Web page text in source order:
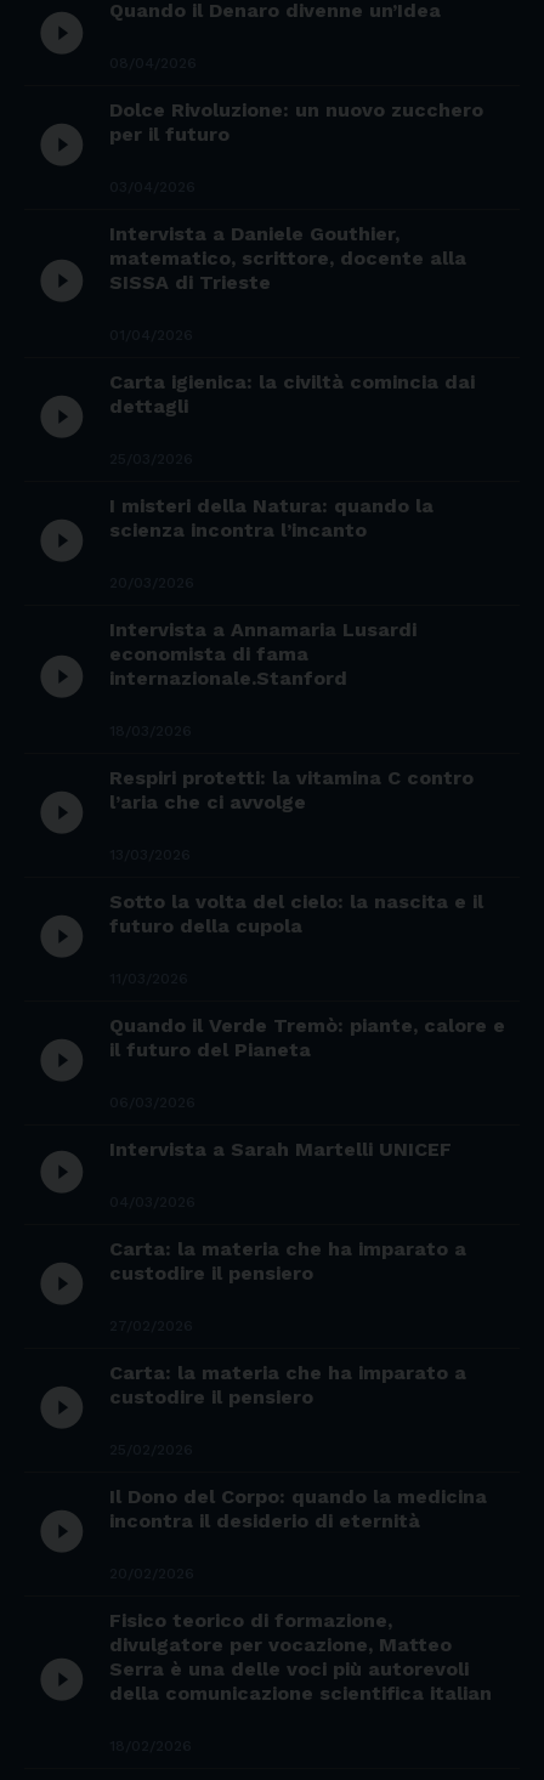
play_circle_filled Quando il Denaro divenne un’Idea
play_circle_filled
Dolce Rivoluzione: un nuovo zucchero
per il futuro
play_circle_filled
Intervista a Daniele Gouthier,
matematico, scrittore, docente alla
SISSA di Trieste
play_circle_filled
Carta igienica: la civiltà comincia dai
dettagli
play_circle_filled
I misteri della Natura: quando la
scienza incontra l’incanto
play_circle_filled
Intervista a Annamaria Lusardi
economista di fama
internazionale.Stanford
play_circle_filled
Respiri protetti: la vitamina C contro
l’aria che ci avvolge
play_circle_filled
Sotto la volta del cielo: la nascita e il
futuro della cupola
play_circle_filled
Quando il Verde Tremò: piante, calore e
il futuro del Pianeta
play_circle_filled Intervista a Sarah Martelli UNICEF
play_circle_filled
Carta: la materia che ha imparato a
custodire il pensiero
play_circle_filled
Carta: la materia che ha imparato a
custodire il pensiero
play_circle_filled
Il Dono del Corpo: quando la medicina
incontra il desiderio di eternità
play_circle_filled
Fisico teorico di formazione,
divulgatore per vocazione, Matteo
Serra è una delle voci più autorevoli
della comunicazione scientifica italian